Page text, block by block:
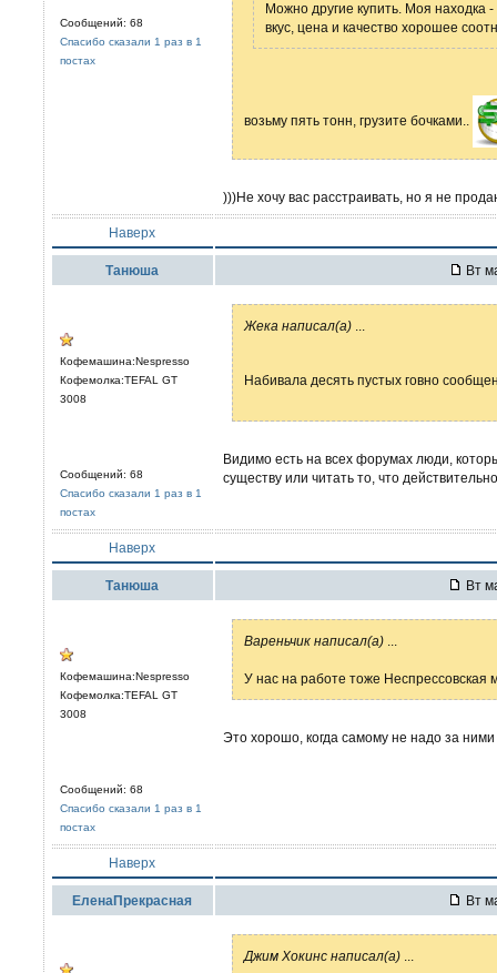
Сообщений: 68
Спасибо сказали 1 раз в 1
постах
Можно другие купить. Моя находка
вкус, цена и качество хорошее
возьму пять тонн, грузите бочками..
)))Не хочу вас расстраивать, но я не
Наверх
Танюша Вт
Кофемашина:Nespresso
Кофемолка:TEFAL GT
3008
Сообщений: 68
Спасибо сказали 1 раз в 1
постах
Жека написал(а)
Набивала десять пустых говно
Видимо есть на всех форумах люди,
существу или читать то, что
Наверх
Танюша Вт
Кофемашина:Nespresso
Кофемолка:TEFAL GT
3008
Сообщений: 68
Спасибо сказали 1 раз в 1
постах
Вареньчик написал(а)
У нас на работе тоже
Это хорошо, когда самому не надо за ними
Наверх
ЕленаПрекрасная Вт
Джим Хокинс написал(а)